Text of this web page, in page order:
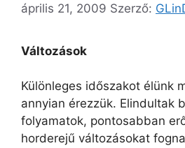
április 21, 2009 Szerző:
Változások
Különleges időszakot élünk
annyian érezzük. Elindultak
folyamatok, pontosabban
horderejű változásokat